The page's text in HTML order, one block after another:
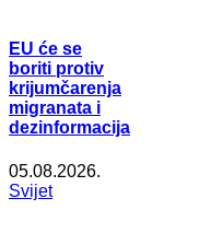
EU će se
boriti protiv
krijumčarenja
migranata i
dezinformacija
05.08.2026.
Svijet